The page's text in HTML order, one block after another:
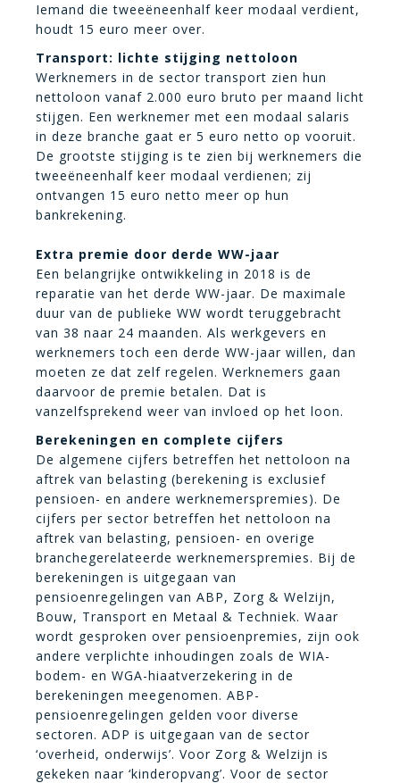
Iemand die tweeëneenhalf keer modaal verdient,
houdt 15 euro meer over.
Transport: lichte stijging nettoloon
Werknemers in de sector transport zien hun
nettoloon vanaf 2.000 euro bruto per maand licht
stijgen. Een werknemer met een modaal salaris
in deze branche gaat er 5 euro netto op vooruit.
De grootste stijging is te zien bij werknemers die
tweeëneenhalf keer modaal verdienen; zij
ontvangen 15 euro netto meer op hun
bankrekening.
Extra premie door derde WW-jaar
Een belangrijke ontwikkeling in 2018 is de
reparatie van het derde WW-jaar. De maximale
duur van de publieke WW wordt teruggebracht
van 38 naar 24 maanden. Als werkgevers en
werknemers toch een derde WW-jaar willen, dan
moeten ze dat zelf regelen. Werknemers gaan
daarvoor de premie betalen. Dat is
vanzelfsprekend weer van invloed op het loon.
Berekeningen en complete cijfers
De algemene cijfers betreffen het nettoloon na
aftrek van belasting (berekening is exclusief
pensioen- en andere werknemerspremies). De
cijfers per sector betreffen het nettoloon na
aftrek van belasting, pensioen- en overige
branchegerelateerde werknemerspremies. Bij de
berekeningen is uitgegaan van
pensioenregelingen van ABP, Zorg & Welzijn,
Bouw, Transport en Metaal & Techniek. Waar
wordt gesproken over pensioenpremies, zijn ook
andere verplichte inhoudingen zoals de WIA-
bodem- en WGA-hiaatverzekering in de
berekeningen meegenomen. ABP-
pensioenregelingen gelden voor diverse
sectoren. ADP is uitgegaan van de sector
‘overheid, onderwijs’. Voor Zorg & Welzijn is
gekeken naar ‘kinderopvang’. Voor de sector